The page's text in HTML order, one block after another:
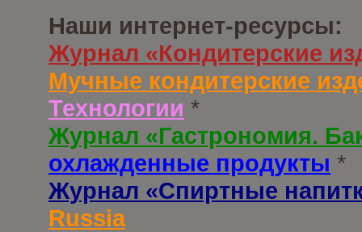
Наши интернет-ресурсы:
Журнал «Кондитерские
Мучные кондитерские
Технологии *
Журнал «Гастрономия.
охлажденные продукты *
Журнал «Спиртные
Russia